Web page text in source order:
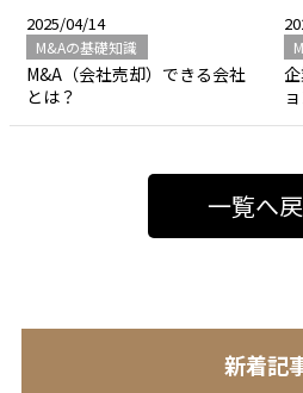
2025/04/14
M&Aの基礎知識
M&A（会社売却）できる会社
とは？
一覧へ
新着記